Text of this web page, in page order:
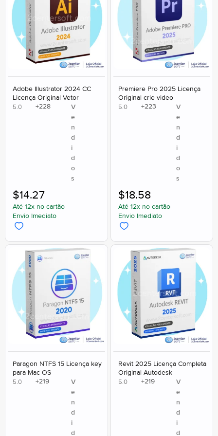
Adobe Illustrator 2024 CC
Licença Original Vetor
5.0 +228
V
e
n
d
i
d
o
s
Até 12x no cartão
Envio Imediato
$14.27
Premiere Pro 2025 Licença
Original crie video
5.0 +223
V
e
n
d
i
d
o
s
Até 12x no cartão
Envio Imediato
$18.58
Paragon NTFS 15 Licença key
para Mac OS
5.0 +219
V
e
n
d
i
d
Revit 2025 Licença Completa
Original Autodesk
5.0 +219
V
e
n
d
i
d